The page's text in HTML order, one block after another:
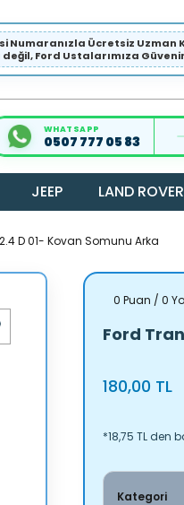
Numaranızla Ücretsiz
Ford Ustalarımıza
WHATSAPP
0507 777 05 83
JEEP LAND ROVER
D 01- Kovan Somunu Arka
0 Puan / 0
Ford
180,00 TL
*18,75 TL den
Kategori